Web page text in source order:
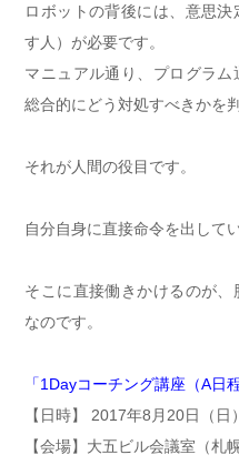
ロボットの背後には、意思
す人）が必要です。
マニュアル通り、プログラム
総合的にどう対処すべきかを
それが人間の役目です。
自分自身に直接命令を出して
そこに直接働きかけるのが
なのです。
「1Dayコーチング講座（A日
【日時】 2017年8月20日（
【会場】大五ビル会議室（札